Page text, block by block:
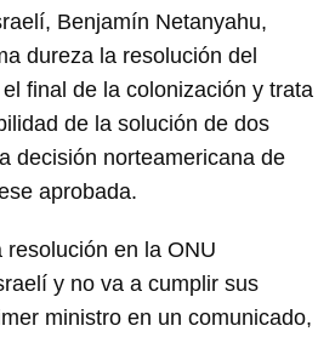
Benjamín Netanyahu,
dureza la resolución del
final de la colonización y trata
de la solución de dos
decisión norteamericana de
aprobada.
en la ONU
y no va a cumplir sus
ministro en un comunicado,